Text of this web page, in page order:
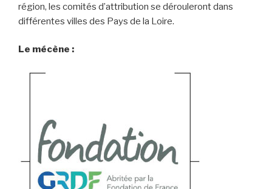
région, les comités d’attribution se dérouleront dans
différentes villes des Pays de la Loire.
Le mécène :